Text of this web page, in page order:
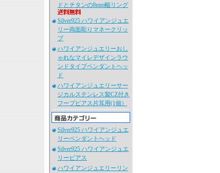
ドとチタンの8mm幅リング
Silver925 ハワイアンジュエ
リー両面彫りマネークリッ
プ
ハワイアンジュエリーおし
ゃれなマイレデザインラウ
ンドタイプペンダントヘッ
ド
ハワイアンジュエリーサー
ジカルステンレス製CZ付き
フープピアス片耳用(1個）
Silver925 ハワイアンジュエ
リーペンダントヘッド
Silver925 ハワイアンジュエ
リーピアス
ハワイアンジュエリーリン